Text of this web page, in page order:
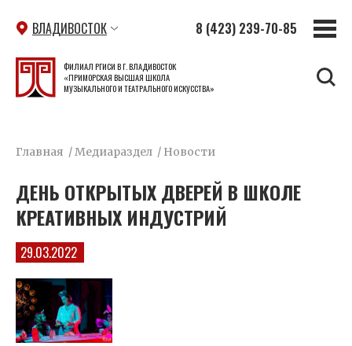
ФИЛИАЛ РГИСИ В Г. ВЛАДИВОСТОК
«ПРИМОРСКАЯ ВЫСШАЯ ШКОЛА
МУЗЫКАЛЬНОГО И ТЕАТРАЛЬНОГО ИСКУССТВА»
ВЛАДИВОСТОК 8 (423) 239-70-85
Главная /Медиараздел / Новости
ДЕНЬ ОТКРЫТЫХ ДВЕРЕЙ В ШКОЛЕ
КРЕАТИВНЫХ ИНДУСТРИЙ
29.03.2022